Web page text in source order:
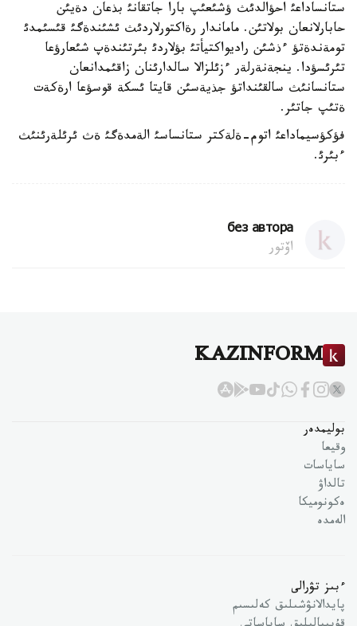
ستانساداعئ احؤالدئث ؤشئعئپ بارا جاتقانئ بذعان دةيئن
حابارلانعان بولاتئن. ماماندار رةاكتورلاردئث ئشئندةگئ قئسئمدئ
تومةندةتؤ ءذشئن راديواكتيأتئ بؤلاردئ بئرتئندةپ شئعارؤعا
تئرئسؤدا. ينجةنةرلةر ءزئلزالا سالدارئنان زاقئمدانعان
ستانسانئث سالقئنداتؤ جذيةسئن قايتا ئسكة قوسؤعا ارةكةت
ةتئپ جاتئر.
فؤكؤسيماداعئ اتوم-ةلةكتر ستانساسئ الةمدةگئ ةث ئرئلةرئنئث
ءبئرئ.
без автора
اۆتور
KAZINFORM
بوليمدەر
وقيعا
ساياسات
تالداۋ
ەكونوميكا
الەمدە
ءبىز تۋرالى
پايدالانۋشىلىق كەلىسىم